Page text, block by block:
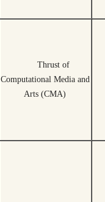
Thrust of
Computational Media and
Arts (CMA)